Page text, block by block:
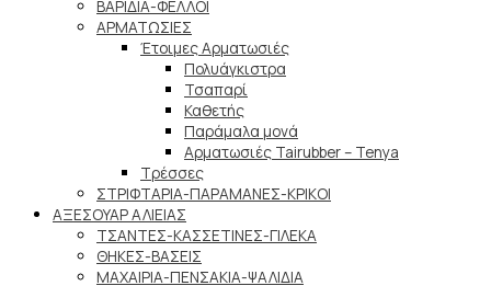
ΒΑΡΙΔΙΑ-ΦΕΛΛΟΙ
ΑΡΜΑΤΩΣΙΕΣ
Έτοιμες Αρματωσιές
Πολυάγκιστρα
Τσαπαρί
Καθετής
Παράμαλα μονά
Αρματωσιές Tairubber – Tenya
Τρέσσες
ΣΤΡΙΦΤΑΡΙΑ-ΠΑΡΑΜΑΝΕΣ-ΚΡΙΚΟΙ
ΑΞΕΣΟΥΑΡ ΑΛΙΕΙΑΣ
ΤΣΑΝΤΕΣ-ΚΑΣΣΕΤΙΝΕΣ-ΓΙΛΕΚΑ
ΘΗΚΕΣ-ΒΑΣΕΙΣ
ΜΑΧΑΙΡΙΑ-ΠΕΝΣΑΚΙΑ-ΨΑΛΙΔΙΑ